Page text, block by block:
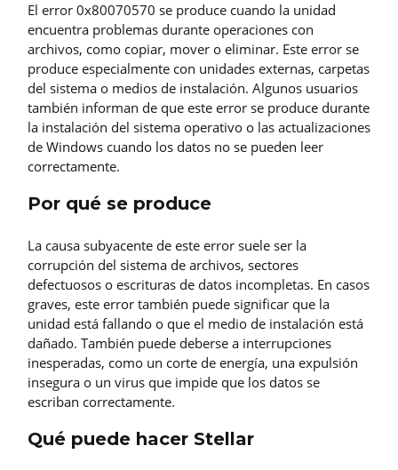
El error 0x80070570 se produce cuando la unidad
encuentra problemas durante operaciones con
archivos, como copiar, mover o eliminar. Este error se
produce especialmente con unidades externas, carpetas
del sistema o medios de instalación. Algunos usuarios
también informan de que este error se produce durante
la instalación del sistema operativo o las actualizaciones
de Windows cuando los datos no se pueden leer
correctamente.
Por qué se produce
La causa subyacente de este error suele ser la
corrupción del sistema de archivos, sectores
defectuosos o escrituras de datos incompletas. En casos
graves, este error también puede significar que la
unidad está fallando o que el medio de instalación está
dañado. También puede deberse a interrupciones
inesperadas, como un corte de energía, una expulsión
insegura o un virus que impide que los datos se
escriban correctamente.
Qué puede hacer Stellar